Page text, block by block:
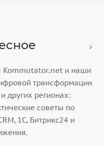
Kommutator.net и наши
трансформации
других регионах:
советы по
1С, Битрикс24 и